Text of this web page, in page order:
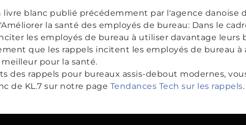
blanc publié précédemment par l'agence danoise
'Améliorer la santé des employés de bureau: Dans le
les employés de bureau à utiliser davantage leurs
que les rappels incitent les employés de bureau
pour la santé.
des rappels pour bureaux assis-debout modernes,
de KL.7 sur notre page Tendances Tech sur les rappels.